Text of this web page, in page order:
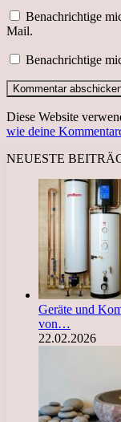
Benachrichtige
Mail.
Benachrichtige
Diese Website
wie deine
NEUESTE
Geräte und
von…
22.02.2026